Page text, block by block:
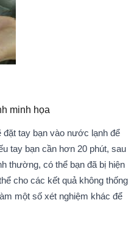
minh họa
tay bạn vào nước lạnh để
tay bạn cần hơn 20 phút, sau
thường, có thể bạn đã bị hiện
cho các kết quả không thống
một số xét nghiệm khác để